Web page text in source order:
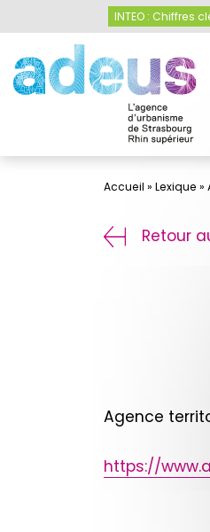
INTEO : Chiffres
Accueil » Lexique »
Retour
Agence
https://
Panneau de gestion des